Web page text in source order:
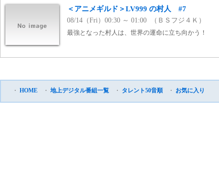
＜アニメギルド＞LV999 の村人 #7
08/14（Fri）00:30 ～ 01:00 （ＢＳフジ４Ｋ）
最強となった村人は、世界の運命に立ち向かう！
・ HOME ・ 地上デジタル番組一覧 ・ タレント50音順 ・ お気に入り